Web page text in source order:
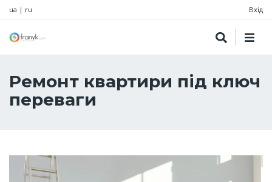
ua | ru Вхід
Ремонт квартири під ключ
переваги